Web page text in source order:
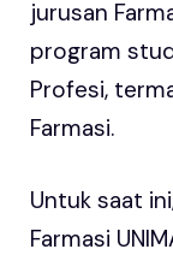
jurusan
program
Profesi,
Farmasi.
Untuk saat
Farmasi